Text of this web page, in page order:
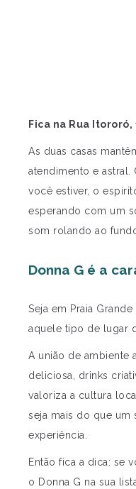
Fica na Rua
As duas casas
atendimento e astral.
você estiver, o
esperando com um
som rolando ao
Donna G é a
Seja em Praia
aquele tipo de lugar
A união de ambiente
deliciosa, drinks
valoriza a cultura
seja mais do que um
experiência.
Então fica a dica: se
o Donna G na sua